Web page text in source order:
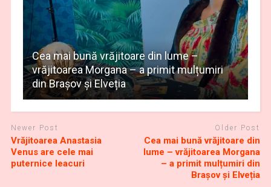
Cea mai bună vrăjitoare din lume –
vrăjitoarea Morgana – a primit mulțumiri
din Brașov și Elveția
Newer Post
Vrăjitoarea Anastasia
Venus are cele mai
puternice leacuri
Older Post
Cea mai bună vrăjitoare din
lume – vrăjitoarea Morgana
– a primit mulțumiri din
Brașov și Elveția